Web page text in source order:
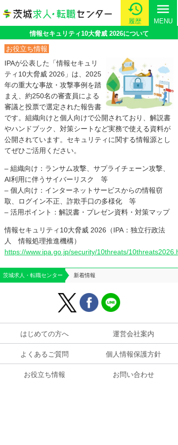
履歴
menu
MENU
情報セキュリティ10大脅威 2026について
お役立ち情報
IPAが公表した「情報セキュリ
ティ10大脅威 2026」は、2025
年の重大な事故・攻撃事例を踏
まえ、約250名の審査員による
審議と投票で選定された報告書
です。組織向けと個人向けで公開されており、解説書
やハンドブック、対策シートなど実務で使える資料が
公開されています。セキュリティに関する情報源とし
てぜひご活用ください。
– 組織向け：ランサム攻撃、サプライチェーン攻撃、
AI利用に伴うサイバーリスク 等
– 個人向け：インターネットサービスからの情報窃
取、ログイン不正、詐欺手口の多様化 等
– 活用ポイント：解説書・プレゼン資料・対策マップ
情報セキュリティ10大脅威 2026（IPA：独立行政法
人 情報処理推進機構）
https://www.ipa.go.jp/security/10threats/
茨城求人・転職センター 新着情報
はじめての方へ 運営会社案内
よくあるご質問 個人情報保護方針
お役立ち情報 お問い合わせ